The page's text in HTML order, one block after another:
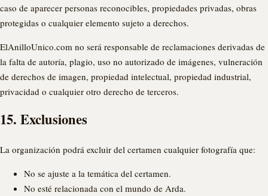
caso de aparecer personas reconocibles, propiedades privadas, obras
protegidas o cualquier elemento sujeto a derechos.
ElAnilloUnico.com no será responsable de reclamaciones derivadas de
la falta de autoría, plagio, uso no autorizado de imágenes, vulneración
de derechos de imagen, propiedad intelectual, propiedad industrial,
privacidad o cualquier otro derecho de terceros.
15. Exclusiones
La organización podrá excluir del certamen cualquier fotografía que:
No se ajuste a la temática del certamen.
No esté relacionada con el mundo de Arda.